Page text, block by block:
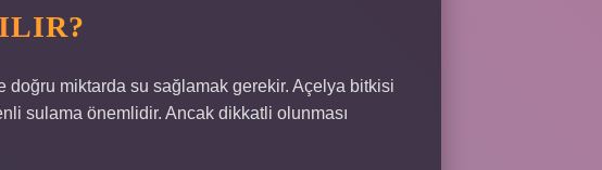
miktarda su sağlamak gerekir. Açelya bitkisi
sulama önemlidir. Ancak dikkatli olunması